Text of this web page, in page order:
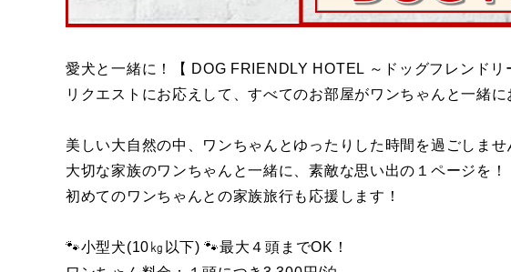
愛犬と一緒に！【 DOG FRIENDLY HOTEL ～ドッグフレンドリ
リクエストにお応えして、すべてのお部屋がワンちゃんと一緒
美しい大自然の中、ワンちゃんとゆったりした時間を過ごしませ
大切な家族のワンちゃんと一緒に、素敵な思い出の１ページを！
初めてのワンちゃんとの家族旅行も応援します！
🐾小型犬(10㎏以下) 🐾最大４頭までOK！